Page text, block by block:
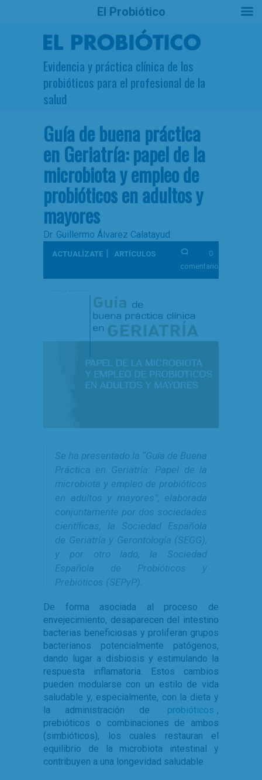
Evidencia y práctica clínica de los
probióticos para el profesional de la
salud
Guía de buena práctica
en Geriatría: papel de la
microbiota y empleo de
probióticos en adultos y
mayores
Dr. Guillermo Álvarez Calatayud
ACTUALÍZATE | ARTÍCULOS
0
comentarios
Se ha presentado la “Guía de Buena
Práctica en Geriatría: Papel de la
microbiota y empleo de probióticos
en adultos y mayores”, elaborada
conjuntamente por dos sociedades
científicas, la Sociedad Española
de Geriatría y Gerontología (SEGG),
y por otro lado, la Sociedad
Española de Probióticos y
Prebióticos (SEPyP).
De forma asociada al proceso de
envejecimiento, desaparecen del intestino
bacterias beneficiosas y proliferan grupos
bacterianos potencialmente patógenos,
dando lugar a disbiosis y estimulando la
respuesta inflamatoria. Estos cambios
pueden modularse con un estilo de vida
saludable y, especialmente, con la dieta y
la administración de
probióticos ,
prebióticos o combinaciones de ambos
(simbióticos), los cuales restauran el
equilibrio de la microbiota intestinal y
contribuyen a una longevidad saludable.
El Probiótico